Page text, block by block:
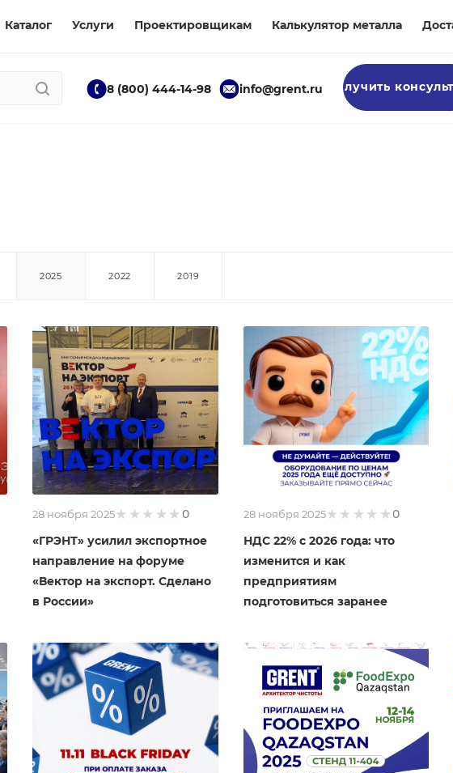
Каталог Услуги Проектировщикам Калькулятор металла
8 (800) 444-14-98 info@grent.ru Получить
2025 2022 2019
28 ноября 2025
0
«ГРЭНТ» усилил экспортное
направление на форуме
«Вектор на экспорт. Сделано
в России»
28 ноября 2025
0
НДС 22% с 2026 года: что
изменится и как
предприятиям
подготовиться заранее